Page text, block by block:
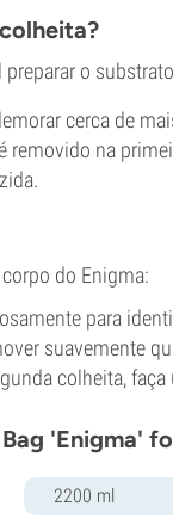
o
cerca de
removido na
do Enigma:
para
suavemente
colheita,
'Enigma'
2200 ml